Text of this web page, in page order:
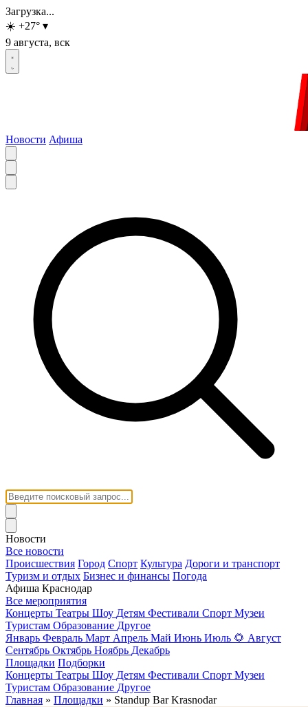
Загрузка...
☀️ +27° ▾
9 августа, вск
Новости Афиша
Новости
Все новости
Происшествия Город Спорт Культура Дороги и транспорт
Туризм и отдых Бизнес и финансы Погода
Афиша Краснодар
Все мероприятия
Концерты Театры Шоу Детям Фестивали Спорт Музеи
Туристам Образование Другое
Январь Февраль Март Апрель Май Июнь Июль 🌻 Август
Сентябрь Октябрь Ноябрь Декабрь
Площадки Подборки
Концерты Театры Шоу Детям Фестивали Спорт Музеи
Туристам Образование Другое
Главная » Площадки » Standup Bar Krasnodar